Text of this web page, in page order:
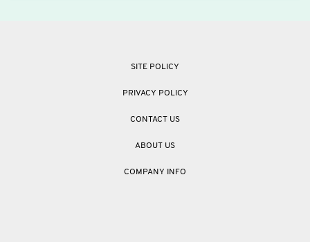
SITE POLICY
PRIVACY POLICY
CONTACT US
ABOUT US
COMPANY INFO